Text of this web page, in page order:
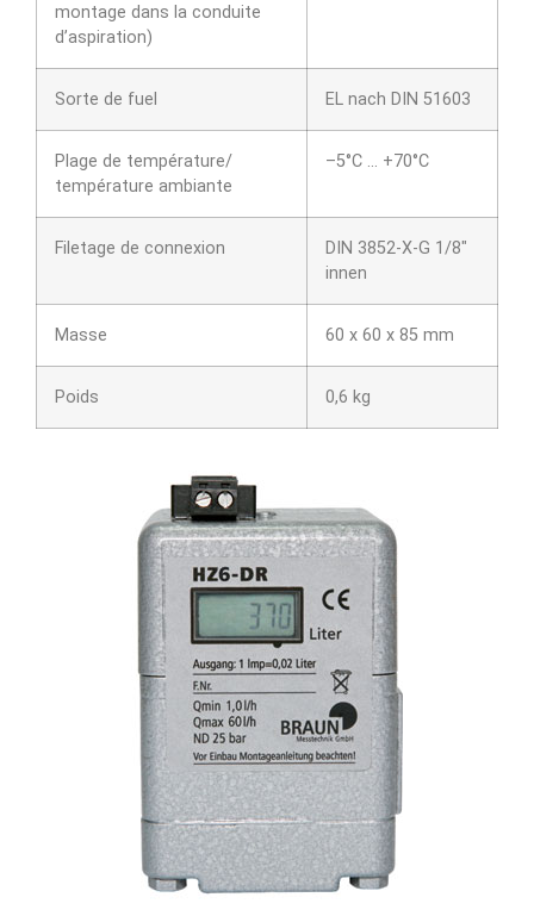
montage dans la conduite
d’aspiration)
Sorte de fuel EL nach DIN 51603
Plage de température/
température ambiante
–5°C … +70°C
Filetage de connexion
DIN 3852-X-G 1/8″
innen
Masse 60 x 60 x 85 mm
Poids 0,6 kg